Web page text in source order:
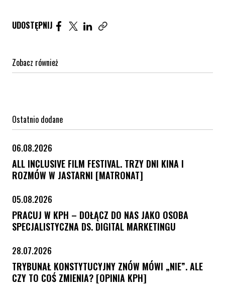
UDOSTĘPNIJ Udostępnij artykuł na Facebook. Strona otwiera się
Udostępnij artykuł na Twitter. Strona otwiera
Udostępnij artykuł na Linkedin. Strona
Zobacz również
Ostatnio dodane
06.08.2026
ALL INCLUSIVE FILM FESTIVAL. TRZY DNI KINA I
ROZMÓW W JASTARNI [MATRONAT]
05.08.2026
PRACUJ W KPH – DOŁĄCZ DO NAS JAKO OSOBA
SPECJALISTYCZNA DS. DIGITAL MARKETINGU
28.07.2026
TRYBUNAŁ KONSTYTUCYJNY ZNÓW MÓWI „NIE”. ALE
CZY TO COŚ ZMIENIA? [OPINIA KPH]